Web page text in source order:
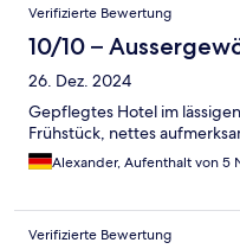
Verifizierte Bewertung
10/10 –
26. Dez. 2024
Gepflegtes Hotel im
Frühstück, nettes
Alexander, Aufenthalt von 5
Verifizierte Bewertung